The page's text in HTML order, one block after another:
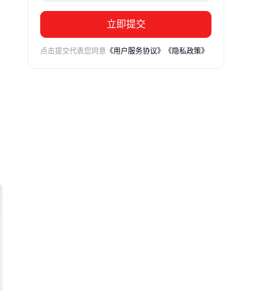
立即提交
点击提交代表您同意 《用户服务协议》 《隐私政策》